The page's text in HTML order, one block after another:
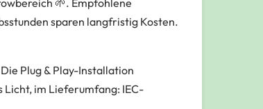
sparen langfristig Kosten.
Plug & Play-Installation
im Lieferumfang: IEC-